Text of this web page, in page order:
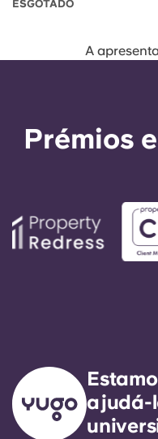
ESGOTADO
A
Prémios
ajudá-